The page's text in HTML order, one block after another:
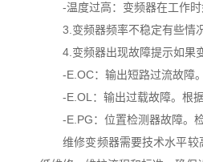
-温度过高：变频器在工作时
3.变频器频率不稳定有些情况
4.变频器出现故障提示如果变
-E.OC：输出短路过流故障。
-E.OL：输出过载故障。根据
-E.PG：位置检测器故障。检
维修变频器需要技术水平较高